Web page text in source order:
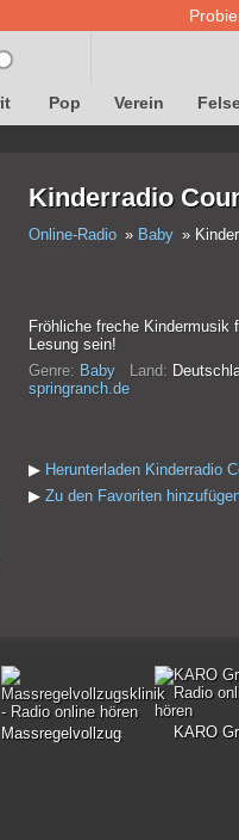
Pop Verein
Kinderradio
Online-Radio Baby
Fröhliche freche
Lesung sein!
Genre: Baby Land:
springranch.de
▶ Herunterladen Kinderradio
▶ Zu den Favoriten
Massregelvollzugsklinik KARO